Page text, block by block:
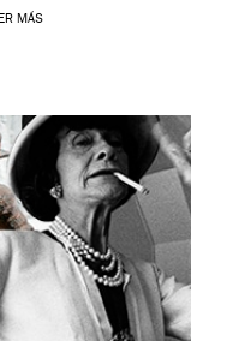
A él […]
MÁS